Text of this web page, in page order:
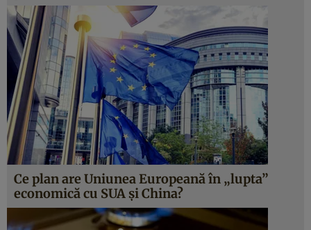
Ce plan are Uniunea Europeană în „lupta”
economică cu SUA şi China?